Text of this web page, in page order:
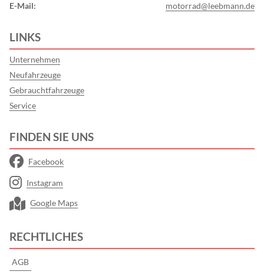
E-Mail:
motorrad@leebmann.de
LINKS
Unternehmen
Neufahrzeuge
Gebrauchtfahrzeuge
Service
FINDEN SIE UNS
Facebook
Instagram
Google Maps
RECHTLICHES
AGB